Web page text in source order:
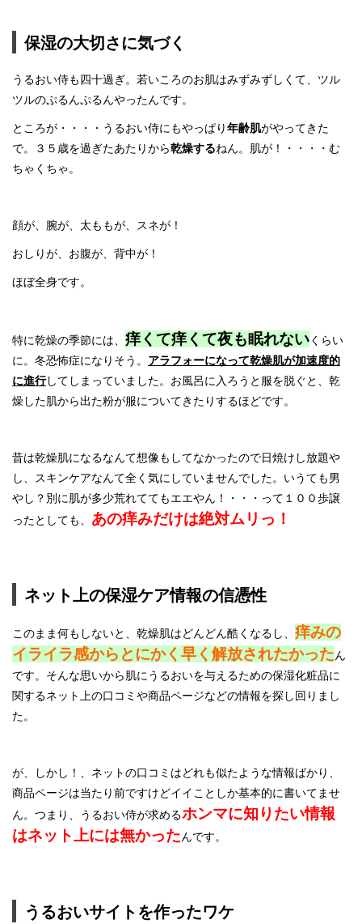
保湿の大切さに気づく
うるおい侍も四十過ぎ。若いころのお肌はみずみずしくて、ツル
ツルのぷるんぷるんやったんです。
ところが・・・・うるおい侍にもやっぱり年齢肌がやってきた
で。３５歳を過ぎたあたりから乾燥するねん。肌が！・・・・む
ちゃくちゃ。
顔が、腕が、太ももが、スネが！
おしりが、お腹が、背中が！
ほぼ全身です。
特に乾燥の季節には、 痒くて痒くて夜も眠れないくらい
に。冬恐怖症になりそう。 アラフォーになって乾燥肌が加速度的
に進行してしまっていました。お風呂に入ろうと服を脱ぐと、乾
燥した肌から出た粉が服についてきたりするほどです。
昔は乾燥肌になるなんて想像もしてなかったので日焼けし放題や
し、スキンケアなんて全く気にしていませんでした。いうても男
やし？別に肌が多少荒れててもエエやん！・・・って１００歩譲
ったとしても、 あの痒みだけは絶対ムリっ！
ネット上の保湿ケア情報の信憑性
このまま何もしないと、乾燥肌はどんどん酷くなるし、 痒みの
イライラ感からとにかく早く解放されたかったん
です。そんな思いから肌にうるおいを与えるための保湿化粧品に
関するネット上の口コミや商品ページなどの情報を探し回りまし
た。
が、しかし！、ネットの口コミはどれも似たような情報ばかり、
商品ページは当たり前ですけどイイことしか基本的に書いてませ
ん。つまり、うるおい侍が求めるホンマに知りたい情報
はネット上には無かったんです。
うるおいサイトを作ったワケ